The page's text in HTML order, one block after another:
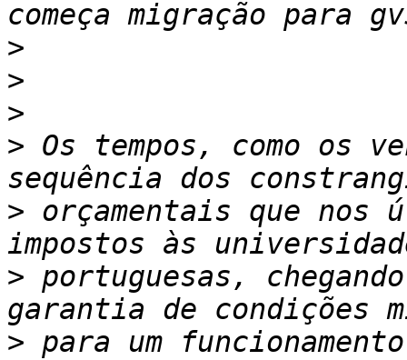
>
>
>
> Os tempos, como os
> orçamentais que nos
> portuguesas,
> para um